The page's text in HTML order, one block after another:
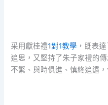
采用獻桂禮1對1教學 ，既表
追思，又堅持了朱子家禮的
不繁、與時俱進、慎終追遠